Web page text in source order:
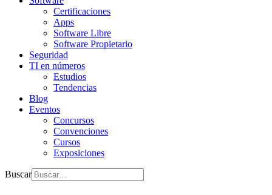
Certificaciones
Apps
Software Libre
Software Propietario
Seguridad
TI en números
Estudios
Tendencias
Blog
Eventos
Concursos
Convenciones
Cursos
Exposiciones
Buscar